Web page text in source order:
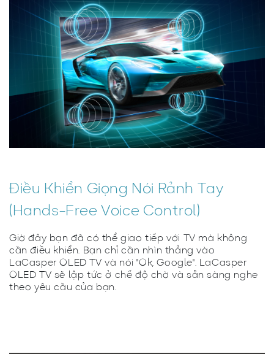
Điều Khiển Giọng Nói Rảnh Tay
(Hands-Free Voice Control)
Giờ đây bạn đã có thể giao tiếp với TV mà không
cần điều khiển. Bạn chỉ cần nhìn thẳng vào
LaCasper OLED TV và nói "Ok, Google". LaCasper
OLED TV sẽ lập tức ở chế độ chờ và sẵn sàng nghe
theo yêu cầu của bạn.